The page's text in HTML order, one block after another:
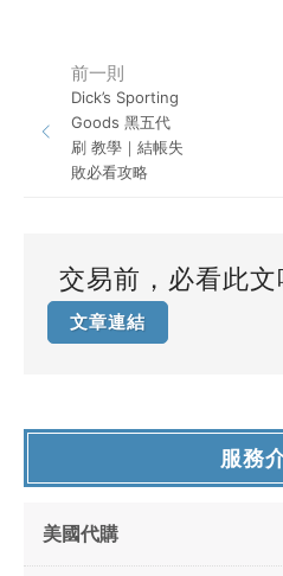
前一則
Dick’s Sporting
Goods 黑五代
刷 教學｜結帳失
敗必看攻略
交易前，必看此文
文章連結
服務
美國代購